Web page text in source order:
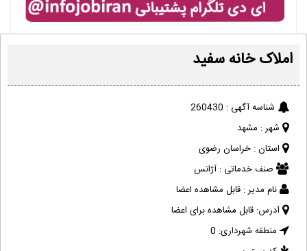
املاک خانه سفید
شناسه آگهی : 260430
شهر : مشهد
استان : خراسان رضوی
صنف خدماتی : آژانس
نام مدیر : قابل مشاهده اعضا
آدرس: قابل مشاهده برای اعضا
منطقه شهرداری: 0